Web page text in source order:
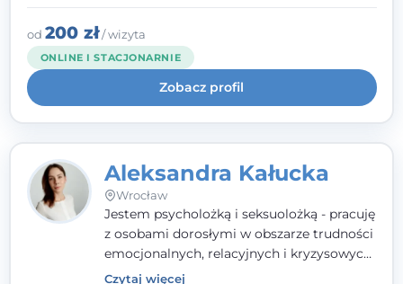
uważnością, empatią i głębokim
szacunkiem dla indywidualnej historii
każdego człowieka. Jestem w trakcie
czteroletniej szkoły psychoterapii
poznawczo-behawioralnej
rekomendowanej przez PTTPB.
od 200 zł/ wizyta
ONLINE I STACJONARNIE
Zobacz profil
Aleksandra Kałucka
Wrocław
Jestem psycholożką i seksuolożką - pracuję
z osobami dorosłymi w obszarze trudności
emocjonalnych, relacyjnych i kryzysowych,
w tym z osobami po doświadczeniach
Czytaj więcej